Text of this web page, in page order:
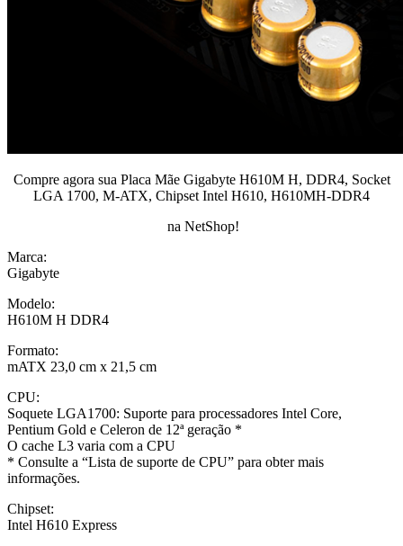
Compre agora sua Placa Mãe Gigabyte H610M H, DDR4, Socket
LGA 1700, M-ATX, Chipset Intel H610, H610MH-DDR4
na NetShop!
Marca:
Gigabyte
Modelo:
H610M H DDR4
Formato:
mATX 23,0 cm x 21,5 cm
CPU:
Soquete LGA1700: Suporte para processadores Intel Core,
Pentium Gold e Celeron de 12ª geração *
O cache L3 varia com a CPU
* Consulte a “Lista de suporte de CPU” para obter mais
informações.
Chipset:
Intel H610 Express